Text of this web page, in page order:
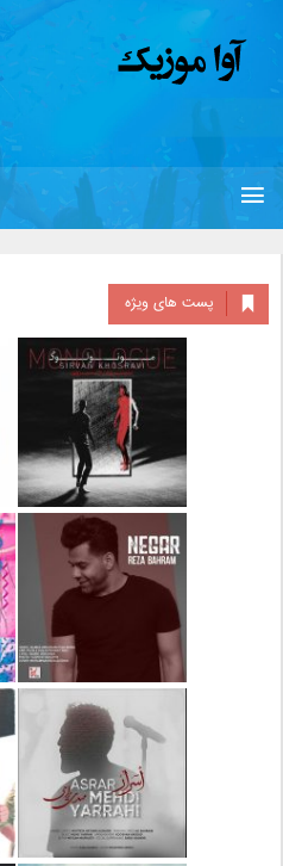
پست های ویژه
دانلود آلبوم جدید سیروان
خسروی بنام مونولوگ
دانلود آهنگ جدید رضا
بهرام بنام نگار